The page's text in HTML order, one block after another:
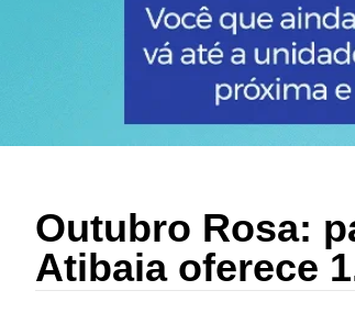
Outubro Rosa:
Atibaia oferece